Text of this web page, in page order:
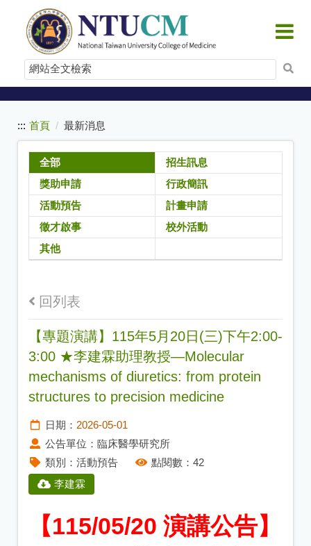
要
容
索
::: 首頁 最新消息
全部
招生訊息
獎助申請
行政簡訊
活動預告
計畫申請
徵才啟事
校外活動
其他
回列表
【專題演講】115年5月20日(三)下午2:00-
3:00 ★李建霖助理教授—Molecular
mechanisms of diuretics: from protein
structures to precision medicine
日期： 2026-05-01
公告單位： 臨床醫學研究所
類別： 活動預告 點閱數： 42
李建霖
【115/05/20 演講公告】